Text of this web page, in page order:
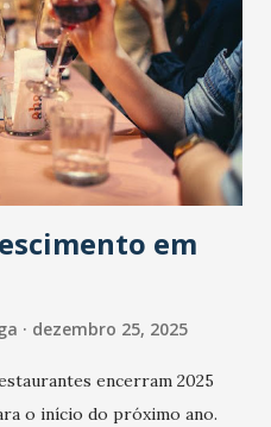
em
dezembro 25, 2025
encerram 2025
o início do próximo ano.